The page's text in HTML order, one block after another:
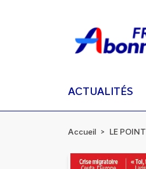
ACTUALITÉS
Accueil LE POINT